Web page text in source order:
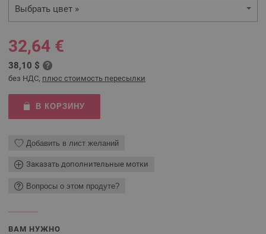
Выбрать цвет »
32,64 €
38,10 $
без НДС, плюс стоимость пересылки
В КОРЗИНУ
Добавить в лист желаний
Заказать дополнительные мотки
Вопросы о этом продуте?
ВАМ НУЖНО